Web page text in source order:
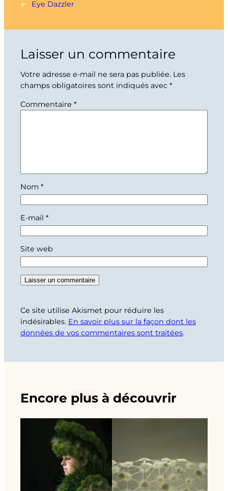
← Eye Dazzler
Laisser un commentaire
Votre adresse e-mail ne sera pas publiée. Les
champs obligatoires sont indiqués avec *
Commentaire *
Nom *
E-mail *
Site web
Ce site utilise Akismet pour réduire les
indésirables. En savoir plus sur la façon dont les
données de vos commentaires sont traitées.
Encore plus à découvrir